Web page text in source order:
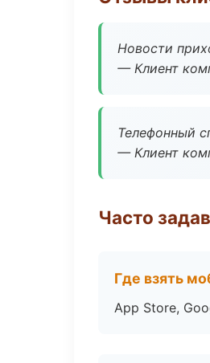
Новости
— Клиент
Телефонный
— Клиент
Часто
Где взять
App Store,